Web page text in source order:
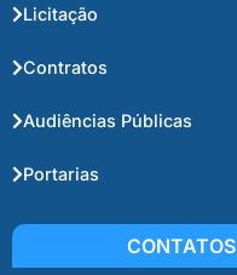
Licitação
Contratos
Audiências Públicas
Portarias
CONTATOS